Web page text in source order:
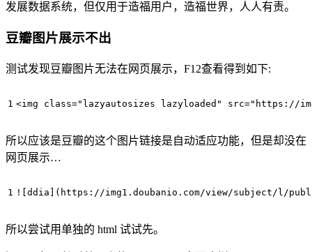
发展数据系统，但仅用于造福用户，造福世界，人人有责。
豆瓣图片展示不出
测试发现豆瓣图片无法在网页展示，F12查看得到如下:
<img class="lazyautosizes lazyloaded" src="https://
所以应该是豆瓣的这个图片链接是自动适应功能，但是却没在
网页展示…
所以尝试用单独的 html 试试先。